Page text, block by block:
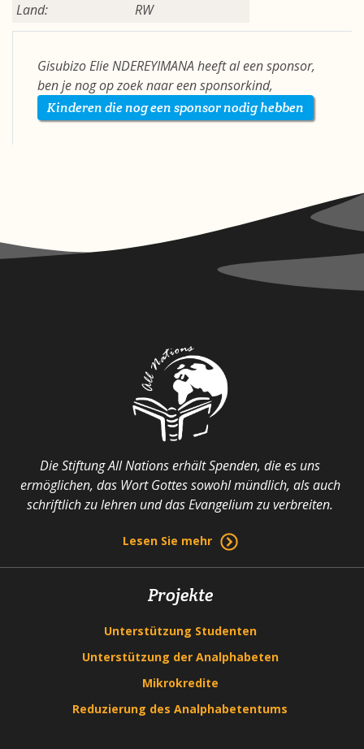
Land:
RW
Gisubizo Elie NDEREYIMANA heeft al een sponsor,
ben je nog op zoek naar een sponsorkind,
Kinderen die nog een sponsor nodig hebben
Die Stiftung All Nations erhält Spenden, die es uns
ermöglichen, das Wort Gottes sowohl mündlich, als auch
schriftlich zu lehren und das Evangelium zu verbreiten.
Lesen Sie mehr
Projekte
Unterstützung Studenten
Unterstützung der Analphabeten
Mikrokredite
Reduzierung des Analphabetentums